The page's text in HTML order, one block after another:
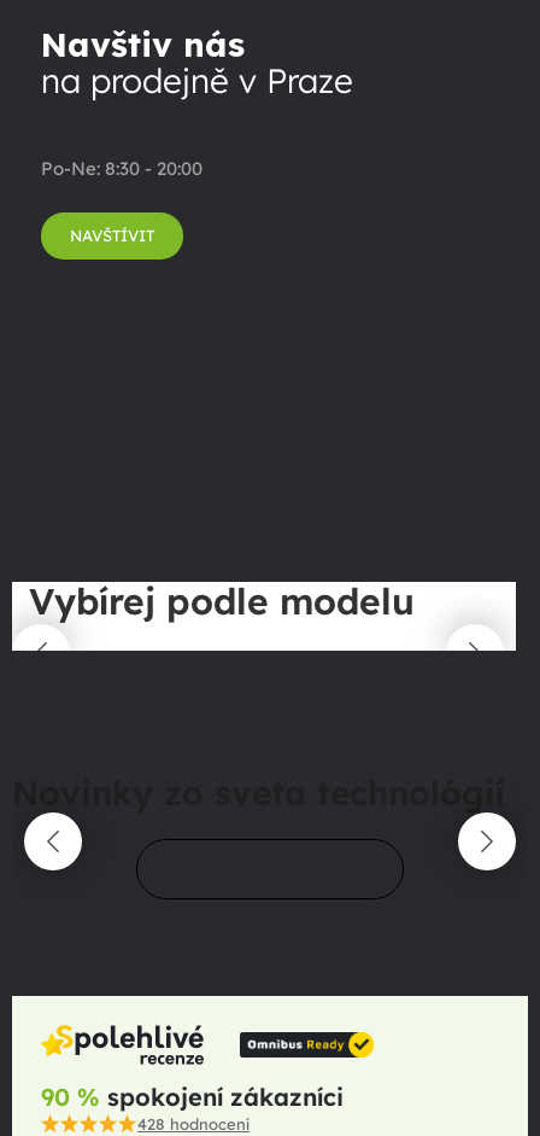
Navštiv nás
na prodejně v Praze
Po-Ne: 8:30 - 20:00
NAVŠTÍVIT
Vybírej podle modelu
90 % spokojení zákazníci
428 hodnocení